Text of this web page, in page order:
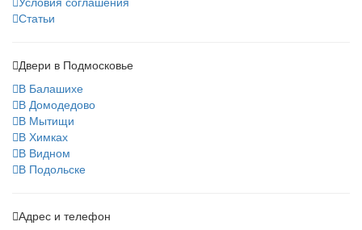
Статьи
Двери в Подмосковье
В Балашихе
В Домодедово
В Мытищи
В Химках
В Видном
В Подольске
Адрес и телефон